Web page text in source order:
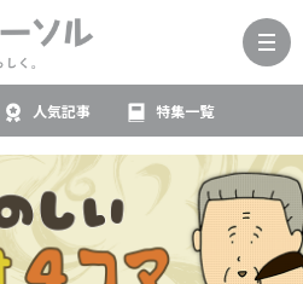
人気記事 特集一覧